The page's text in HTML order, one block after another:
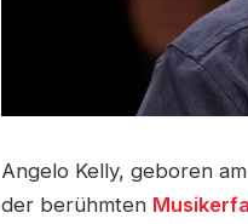
Angelo Kelly, geboren
der berühmten